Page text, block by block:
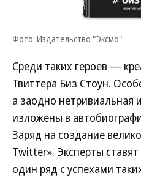
Фото: Издательство "Эксмо"
Среди таких героев —
Твиттера Биз Стоун.
а заодно нетривиальная
изложены в
Заряд на создание
Twitter». Эксперты
один ряд с успехами